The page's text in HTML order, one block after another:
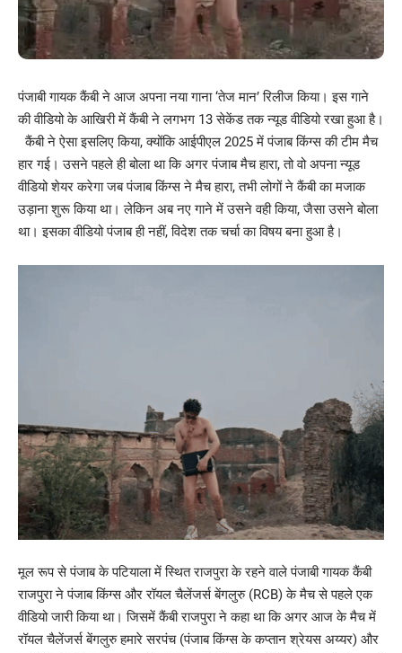
पंजाबी गायक कैंबी ने आज अपना नया गाना ‘तेज मान’ रिलीज किया। इस गाने
की वीडियो के आखिरी में कैंबी ने लगभग 13 सेकेंड तक न्यूड वीडियो रखा हुआ है।
कैंबी ने ऐसा इसलिए किया, क्योंकि आईपीएल 2025 में पंजाब किंग्स की टीम मैच
हार गई। उसने पहले ही बोला था कि अगर पंजाब मैच हारा, तो वो अपना न्यूड
वीडियो शेयर करेगा जब पंजाब किंग्स ने मैच हारा, तभी लोगों ने कैंबी का मजाक
उड़ाना शुरू किया था। लेकिन अब नए गाने में उसने वही किया, जैसा उसने बोला
था। इसका वीडियो पंजाब ही नहीं, विदेश तक चर्चा का विषय बना हुआ है।
मूल रूप से पंजाब के पटियाला में स्थित राजपुरा के रहने वाले पंजाबी गायक कैंबी
राजपुरा ने पंजाब किंग्स और रॉयल चैलेंजर्स बेंगलुरु (RCB) के मैच से पहले एक
वीडियो जारी किया था। जिसमें कैंबी राजपुरा ने कहा था कि अगर आज के मैच में
रॉयल चैलेंजर्स बेंगलुरु हमारे सरपंच (पंजाब किंग्स के कप्तान श्रेयस अय्यर) और